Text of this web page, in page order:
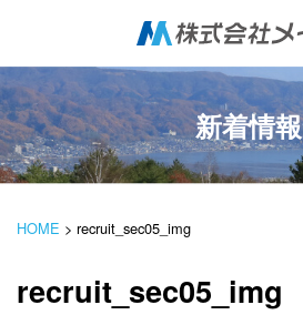
新着情報
HOME > recruit_sec05_img
recruit_sec05_img